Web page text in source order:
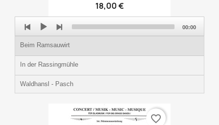
18,00 €
Audio
Player
Beim Ramsauwirt
In der Rassingmühle
Waldhansl - Pasch
00:00
favorite_border